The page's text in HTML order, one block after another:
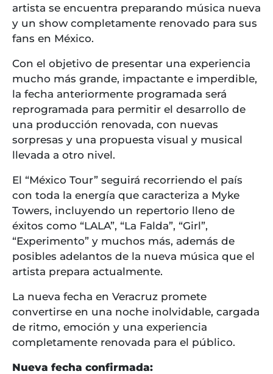
artista se encuentra preparando música nueva
y un show completamente renovado para sus
fans en México.
Con el objetivo de presentar una experiencia
mucho más grande, impactante e imperdible,
la fecha anteriormente programada será
reprogramada para permitir el desarrollo de
una producción renovada, con nuevas
sorpresas y una propuesta visual y musical
llevada a otro nivel.
El “México Tour” seguirá recorriendo el país
con toda la energía que caracteriza a Myke
Towers, incluyendo un repertorio lleno de
éxitos como “LALA”, “La Falda”, “Girl”,
“Experimento” y muchos más, además de
posibles adelantos de la nueva música que el
artista prepara actualmente.
La nueva fecha en Veracruz promete
convertirse en una noche inolvidable, cargada
de ritmo, emoción y una experiencia
completamente renovada para el público.
Nueva fecha confirmada: